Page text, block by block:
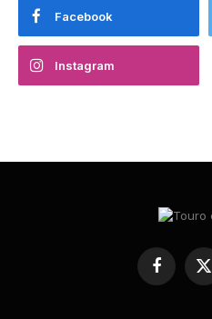
Facebook
Instagram
Facebook
X